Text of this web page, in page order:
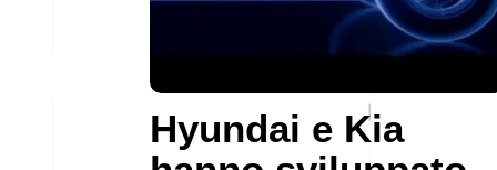
Hyundai e Kia